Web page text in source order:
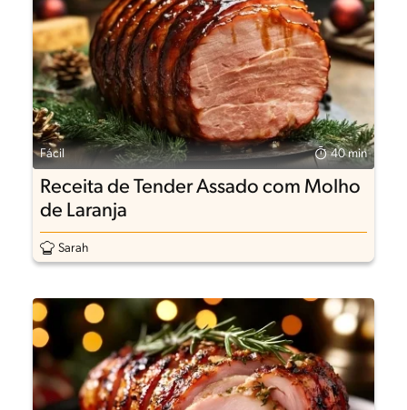
Fácil 40 min
Receita de Tender Assado com Molho
de Laranja
Sarah